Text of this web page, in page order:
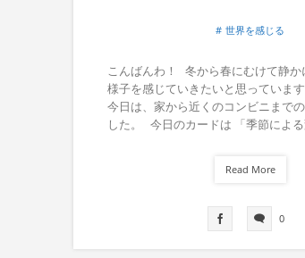
世界を感じる
こんばんわ！ 冬から春にむけて静か
様子を感じていきたいと思っていま
今日は、家から近くのコンビニまで
した。 今日のカードは 「季節によ
Read More
0